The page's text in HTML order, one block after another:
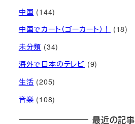
中国 (144)
中国でカート（ゴーカート）！
(18)
未分類 (34)
海外で日本のテレビ (9)
生活 (205)
音楽 (108)
最近の記事